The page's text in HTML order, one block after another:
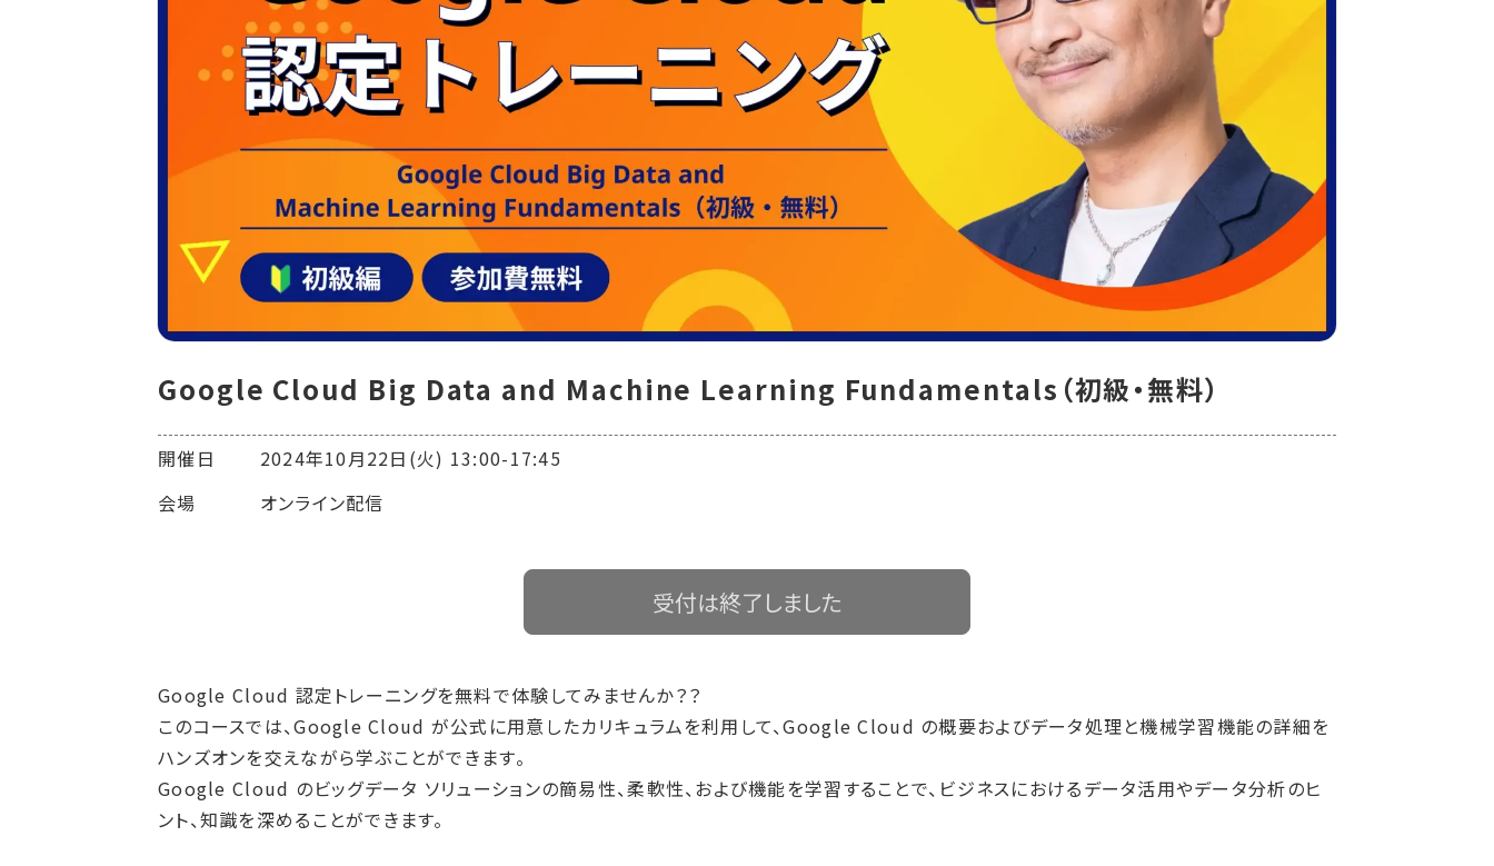
Google Cloud Big Data and Machine Learning Fundamentals（初級・無料）
開催日 2024年10月22日(火) 13:00-17:45
会場 オンライン配信
受付は終了しました
Google Cloud 認定トレーニングを無料で体験してみませんか？？
このコースでは、Google Cloud が公式に用意したカリキュラムを利用して、Google Cloud の概要およびデータ処理と機械学習機能の詳細を
ハンズオンを交えながら学ぶことができます。
Google Cloud のビッグデータ ソリューションの簡易性、柔軟性、および機能を学習することで、ビジネスにおけるデータ活用やデータ分析のヒ
ント、知識を深めることができます。